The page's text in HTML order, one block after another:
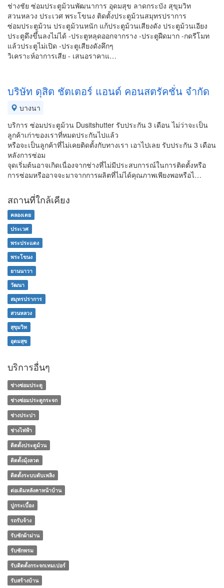
ช่างชัย ซ่อมประตูม้วนพัฒนาการ อุดมสุข ลาดกระบัง สุขุมวิท
สวนหลวง ประเวศ พระโขนง ติดตั้งประตูม้วนสมุทรปราการ
ซ่อมประตูม้วน ประตูม้วนหนัก แก้ประตูม้วนเสียงดัง ประตูม้วนเอียง
ประตูดึงขึ้นลงไม่ได้ -ประตูหลุดออกจากราง -ประตูฝืดมาก -กดรีโมท
แล้วประตูไม่เปิด -ประตูเสียงดังคึกๆ
วิเคราะห์อาการเสีย - เสนอราคาแ…
บริษัท ดุสิต ชัตเตอร์ แอนด์ คอนสตรัคชั่น จํากัด
บางนา
บริการ ซ่อมประตูม้วน Dusitshutter รับประกัน 3 เดือน ไม่ว่าจะเป็น
ลูกค้าเก่าของเราที่หมดประกันไปแล้ว
หรือจะเป็นลูกค้าที่ไม่เคยติดตั้งกับทางเรา เอาไปเลย รับประกัน 3 เดือน
หลังการซ่อม
จุดเริ่มต้นอาจเกิดเนื่องจากช่างที่ไม่มีประสบการณ์ในการติดตั้งหรือ
การซ่อมหรืออาจจะมาจากการผลิตที่ไม่ได้คุณภาพเพียงพอหรือไ…
สถานที่ใกล้เคียง
คลองเตย
ประเวศ
พระประแดง
พระโขนง
ยานนาวา
วัฒนา
สมุทรปราการ
สวนหลวง
สุขุมวิท
อุดมสุข
บริการอื่นๆ
ช่างซ่อมประตู
ช่างซ่อมประตูกระจก
ช่างประปา
ช่างไฟฟ้า
ติดตั้งประตูม้วน
ติดตั้งมุ้งลวด
ติดตั้งระบบดับเพลิง
ต่อเติมหลังคาหน้าบ้าน
ปูกระเบื้อง
รถรับจ้าง
รับซักผ้าม่าน
รับซักพรม
รับติดตั้งกระจกเทมเปอร์
รับสร้างบ้าน